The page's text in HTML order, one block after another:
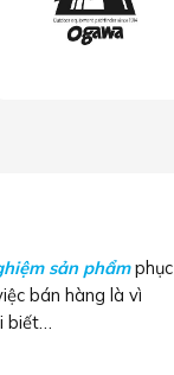
sản phẩmphục
bán hàng là vì
biết…